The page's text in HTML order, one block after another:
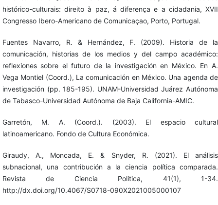
histórico-culturais: direito à paz, á diferença e a cidadania, XVII
Congresso Ibero-Americano de Comunicaçao, Porto, Portugal.
Fuentes Navarro, R. & Hernández, F. (2009). Historia de la
comunicación, historias de los medios y del campo académico:
reflexiones sobre el futuro de la investigación en México. En A.
Vega Montiel (Coord.), La comunicación en México. Una agenda de
investigación (pp. 185-195). UNAM-Universidad Juárez Autónoma
de Tabasco-Universidad Autónoma de Baja California-AMIC.
Garretón, M. A. (Coord.). (2003). El espacio cultural
latinoamericano. Fondo de Cultura Económica.
Giraudy, A., Moncada, E. & Snyder, R. (2021). El análisis
subnacional, una contribución a la ciencia política comparada.
Revista de Ciencia Política, 41(1), 1-34.
http://dx.doi.org/10.4067/S0718-090X2021005000107